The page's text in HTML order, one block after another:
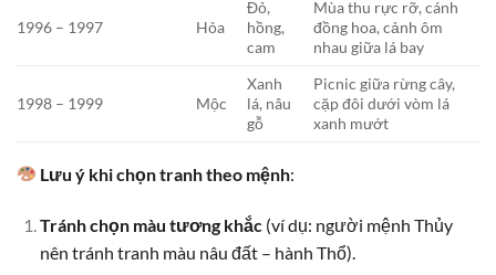
1996 – 1997 Hỏa
Đỏ,
hồng,
cam
Mùa thu rực rỡ, cánh
đồng hoa, cảnh ôm
nhau giữa lá bay
1998 – 1999 Mộc
Xanh
lá, nâu
gỗ
Picnic giữa rừng cây,
cặp đôi dưới vòm lá
xanh mướt
Lưu ý khi chọn tranh theo mệnh:
Tránh chọn màu tương khắc(ví dụ: người mệnh Thủy
nên tránh tranh màu nâu đất – hành Thổ).